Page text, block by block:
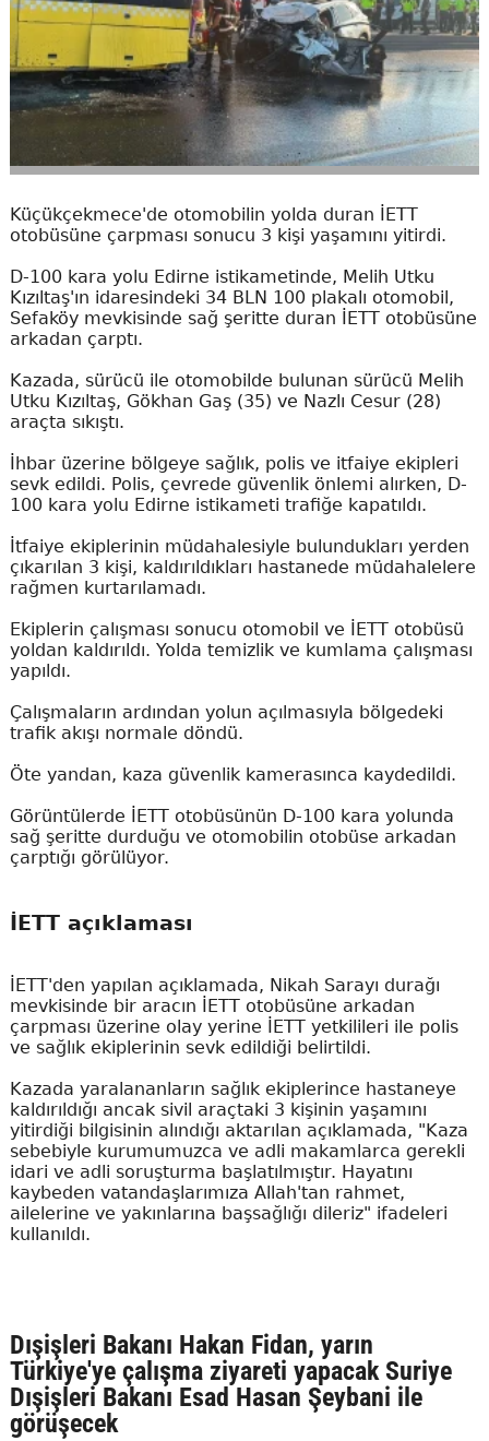
Küçükçekmece'de otomobilin yolda duran İETT
otobüsüne çarpması sonucu 3 kişi yaşamını yitirdi.
D-100 kara yolu Edirne istikametinde, Melih Utku
Kızıltaş'ın idaresindeki 34 BLN 100 plakalı otomobil,
Sefaköy mevkisinde sağ şeritte duran İETT otobüsüne
arkadan çarptı.
Kazada, sürücü ile otomobilde bulunan sürücü Melih
Utku Kızıltaş, Gökhan Gaş (35) ve Nazlı Cesur (28)
araçta sıkıştı.
İhbar üzerine bölgeye sağlık, polis ve itfaiye ekipleri
sevk edildi. Polis, çevrede güvenlik önlemi alırken, D-
100 kara yolu Edirne istikameti trafiğe kapatıldı.
İtfaiye ekiplerinin müdahalesiyle bulundukları yerden
çıkarılan 3 kişi, kaldırıldıkları hastanede müdahalelere
rağmen kurtarılamadı.
Ekiplerin çalışması sonucu otomobil ve İETT otobüsü
yoldan kaldırıldı. Yolda temizlik ve kumlama çalışması
yapıldı.
Çalışmaların ardından yolun açılmasıyla bölgedeki
trafik akışı normale döndü.
Öte yandan, kaza güvenlik kamerasınca kaydedildi.
Görüntülerde İETT otobüsünün D-100 kara yolunda
sağ şeritte durduğu ve otomobilin otobüse arkadan
çarptığı görülüyor.
İETT açıklaması
İETT'den yapılan açıklamada, Nikah Sarayı durağı
mevkisinde bir aracın İETT otobüsüne arkadan
çarpması üzerine olay yerine İETT yetkilileri ile polis
ve sağlık ekiplerinin sevk edildiği belirtildi.
Kazada yaralananların sağlık ekiplerince hastaneye
kaldırıldığı ancak sivil araçtaki 3 kişinin yaşamını
yitirdiği bilgisinin alındığı aktarılan açıklamada, "Kaza
sebebiyle kurumumuzca ve adli makamlarca gerekli
idari ve adli soruşturma başlatılmıştır. Hayatını
kaybeden vatandaşlarımıza Allah'tan rahmet,
ailelerine ve yakınlarına başsağlığı dileriz" ifadeleri
kullanıldı.
Dışişleri Bakanı Hakan Fidan, yarın
Türkiye'ye çalışma ziyareti yapacak Suriye
Dışişleri Bakanı Esad Hasan Şeybani ile
görüşecek